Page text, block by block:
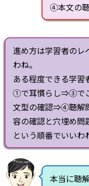
④本文の
進め方は学習者のレ
わね。
ある程度できる学習
①で耳慣らし⇒③で
文型の確認⇒④聴解
容の確認と穴埋め問
という順番でいいわ
本当に聴